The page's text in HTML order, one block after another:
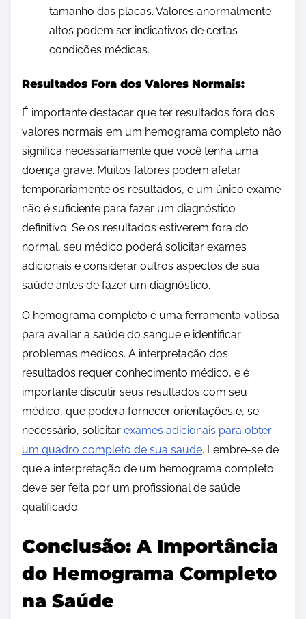
tamanho das placas. Valores anormalmente
altos podem ser indicativos de certas
condições médicas.
Resultados Fora dos Valores Normais:
É importante destacar que ter resultados fora dos
valores normais em um hemograma completo não
significa necessariamente que você tenha uma
doença grave. Muitos fatores podem afetar
temporariamente os resultados, e um único exame
não é suficiente para fazer um diagnóstico
definitivo. Se os resultados estiverem fora do
normal, seu médico poderá solicitar exames
adicionais e considerar outros aspectos de sua
saúde antes de fazer um diagnóstico.
O hemograma completo é uma ferramenta valiosa
para avaliar a saúde do sangue e identificar
problemas médicos. A interpretação dos
resultados requer conhecimento médico, e é
importante discutir seus resultados com seu
médico, que poderá fornecer orientações e, se
necessário, solicitar exames adicionais para obter
um quadro completo de sua saúde. Lembre-se de
que a interpretação de um hemograma completo
deve ser feita por um profissional de saúde
qualificado.
Conclusão: A Importância
do Hemograma Completo
na Saúde